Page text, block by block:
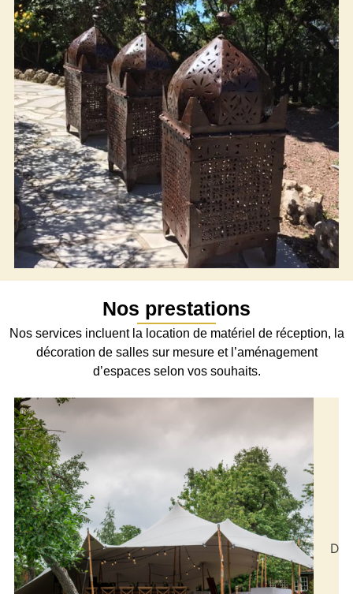
Nos prestations
Nos services incluent la location de matériel de réception, la
décoration de salles sur mesure et l’aménagement
d’espaces selon vos souhaits.
Décoration salles/tables
De la mise en place des nappes et serviettes aux
éléments décoratifs comme les fleurs, les
bougies ou les accessoires, chaque détail est